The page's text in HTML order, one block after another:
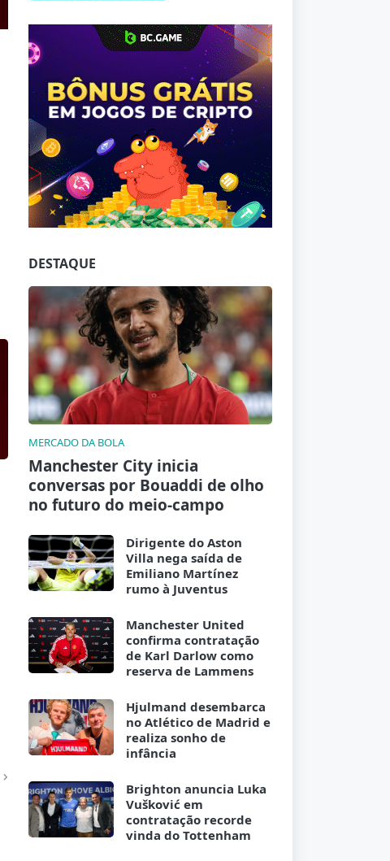
Jogue com responsabilidade. 18+
DESTAQUE
MERCADO DA BOLA
Manchester City inicia
conversas por Bouaddi de olho
no futuro do meio-campo
Dirigente do Aston
Villa nega saída de
Emiliano Martínez
rumo à Juventus
Manchester United
confirma contratação
de Karl Darlow como
reserva de Lammens
Hjulmand desembarca
no Atlético de Madrid e
realiza sonho de
infância
Brighton anuncia Luka
Vušković em
contratação recorde
vinda do Tottenham